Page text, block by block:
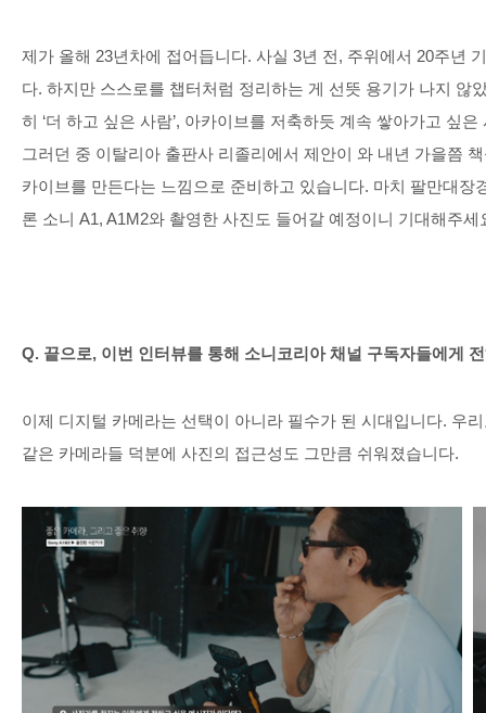
제가 올해 23년차에 접어듭니다. 사실 3년 전, 주위에서 20주년
다. 하지만 스스로를 챕터처럼 정리하는 게 선뜻 용기가 나지 않
히 ‘더 하고 싶은 사람’, 아카이브를 저축하듯 계속 쌓아가고 싶은
그러던 중 이탈리아 출판사 리졸리에서 제안이 와 내년 가을쯤
카이브를 만든다는 느낌으로 준비하고 있습니다. 마치 팔만대장
론 소니 A1, A1M2와 촬영한 사진도 들어갈 예정이니 기대해주세
Q. 끝으로, 이번 인터뷰를 통해 소니코리아 채널 구독자들에게
이제 디지털 카메라는 선택이 아니라 필수가 된 시대입니다. 우
같은 카메라들 덕분에 사진의 접근성도 그만큼 쉬워졌습니다.